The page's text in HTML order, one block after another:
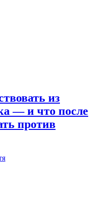
из
— и что после
против